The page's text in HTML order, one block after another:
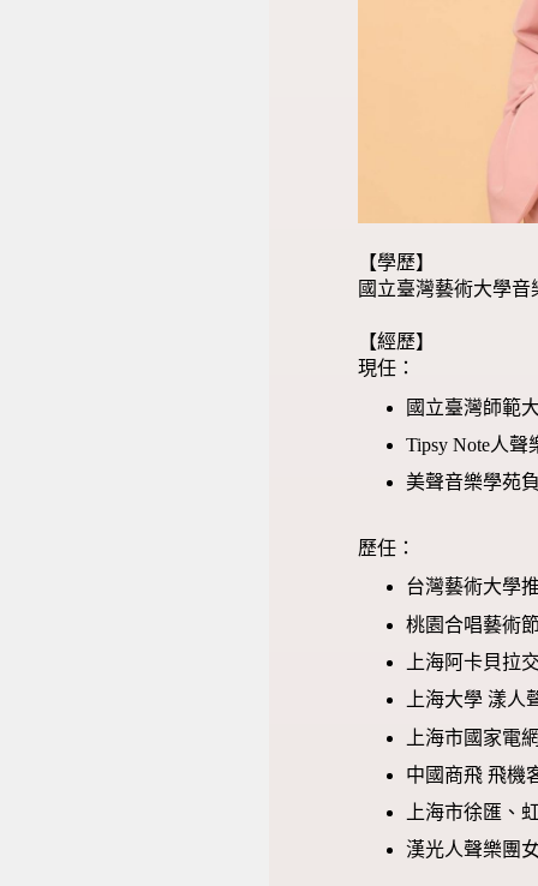
【學歷】
國立臺灣藝術大學音
【經歷】
現任：
國立臺灣師範
Tipsy Note人
美聲音樂學苑
歷任：
台灣藝術大學
桃園合唱藝術
上海阿卡貝拉
上海大學 漾
上海市國家電
中國商飛 飛機
上海市徐匯
漢光人聲樂團